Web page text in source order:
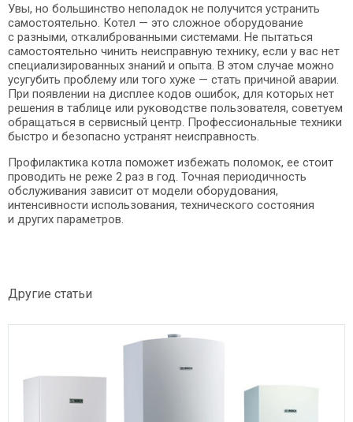
Увы, но большинство неполадок не получится устранить
самостоятельно. Котел — это сложное оборудование
с разными, откалиброванными системами. Не пытаться
самостоятельно чинить неисправную технику, если у вас нет
специализированных знаний и опыта. В этом случае можно
усугубить проблему или того хуже — стать причиной аварии.
При появлении на дисплее кодов ошибок, для которых нет
решения в таблице или руководстве пользователя, советуем
обращаться в сервисный центр. Профессиональные техники
быстро и безопасно устранят неисправность.
Профилактика котла поможет избежать поломок, ее стоит
проводить не реже 2 раз в год. Точная периодичность
обслуживания зависит от модели оборудования,
интенсивности использования, технического состояния
и других параметров.
Другие статьи